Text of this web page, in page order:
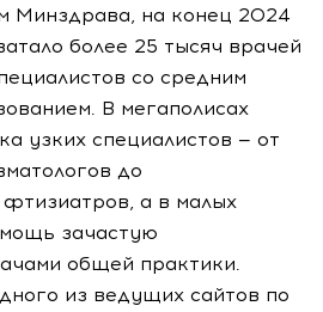
Минздрава, на конец 2024
более 25 тысяч врачей
со средним
В мегаполисах
узких специалистов — от
до
а в малых
зачастую
общей практики.
из ведущих сайтов по